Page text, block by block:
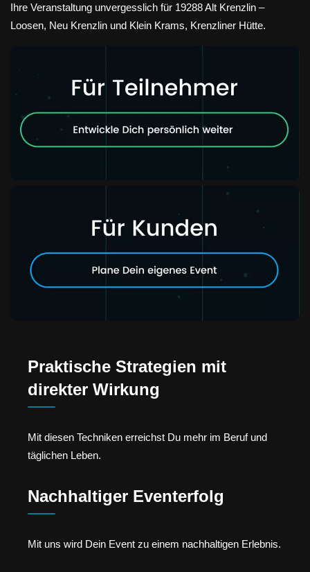
Ihre Veranstaltung unvergesslich für 19288 Alt Krenzlin –
Loosen, Neu Krenzlin und Klein Krams, Krenzliner Hütte.
Praktische Strategien mit
direkter Wirkung
Mit diesen Techniken erreichst Du mehr im Beruf und
täglichen Leben.
Nachhaltiger Eventerfolg
Mit uns wird Dein Event zu einem nachhaltigen Erlebnis.